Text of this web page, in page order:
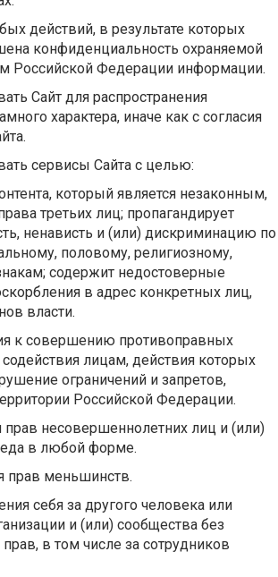
действий, в результате которых
конфиденциальность охраняемой
Российской Федерации информации.
Сайт для распространения
характера, иначе как с согласия
сервисы Сайта с целью:
который является незаконным,
третьих лиц; пропагандирует
ненависть и (или) дискриминацию по
половому, религиозному,
содержит недостоверные
в адрес конкретных лиц,
власти.
к совершению противоправных
лицам, действия которых
ограничений и запретов,
Российской Федерации.
прав несовершеннолетних лиц и (или)
в любой форме.
прав меньшинств.
себя за другого человека или
и (или) сообщества без
в том числе за сотрудников